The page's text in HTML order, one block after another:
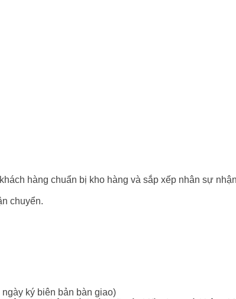
hàng chuẩn bị kho hàng và sắp xếp nhân sự
chuyển.
ký biên bản bàn giao)